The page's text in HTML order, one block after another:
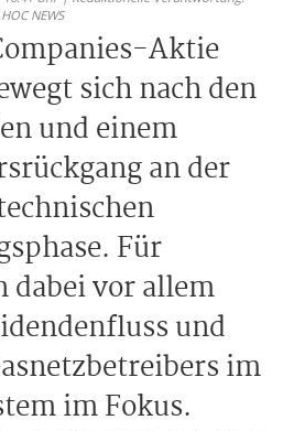
NEWS
Aktie
sich nach den
und einem
an der
Für
dabei vor allem
und
im
im Fokus.